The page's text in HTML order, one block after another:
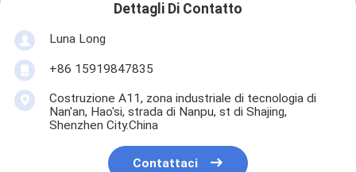
Dettagli Di Contatto
Luna Long
+86 15919847835
Costruzione A11, zona industriale di tecnologia di
Nan'an, Hao'si, strada di Nanpu, st di Shajing,
Shenzhen City.China
Contattaci